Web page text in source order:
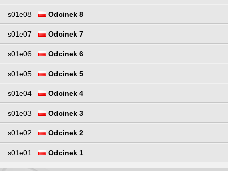
s01e08 Odcinek 8
s01e07 Odcinek 7
s01e06 Odcinek 6
s01e05 Odcinek 5
s01e04 Odcinek 4
s01e03 Odcinek 3
s01e02 Odcinek 2
s01e01 Odcinek 1